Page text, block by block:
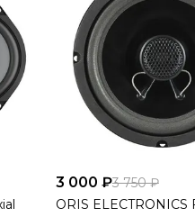
3 000 ₽3 750 ₽
ORIS ELECTRONICS